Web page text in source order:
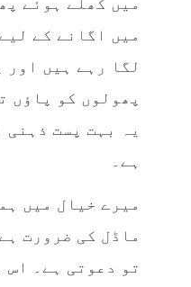
میں کھلے ہوئے
میں اگانے کے
لگا رہے ہیں اور
پھولوں کو پاؤں
یہ بہت پست ذہنی
ہے۔
میرے خیال میں
ماڈل کی ضرورت
تو دعوتی ہے۔ اس